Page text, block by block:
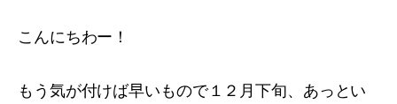
こんにちわー！
もう気が付けば早いもので１２月下旬、あっとい